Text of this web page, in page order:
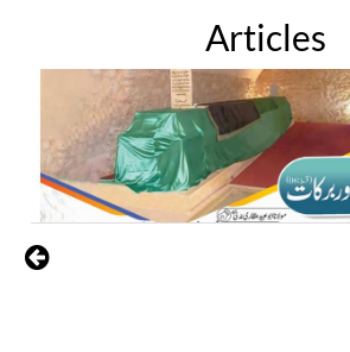
Articles